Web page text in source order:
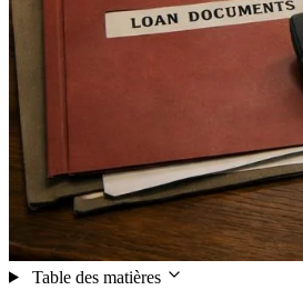
Table des matières